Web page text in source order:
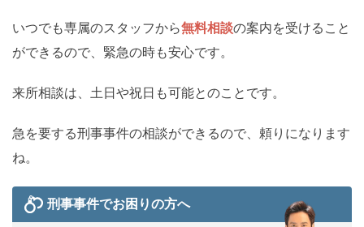
いつでも専属のスタッフから無料相談の案内を受けること
ができるので、緊急の時も安心です。
来所相談は、土日や祝日も可能とのことです。
急を要する刑事事件の相談ができるので、頼りになります
ね。
刑事事件でお困りの方へ